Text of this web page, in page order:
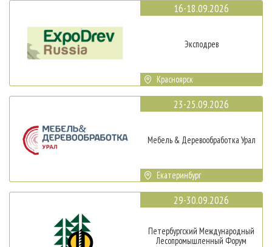
16-18.09.2026
Эксподрев
Красноярск
23-25.09.2026
Мебель & Деревообработка Урал
Екатеринбург
29-30.09.2026
Петербургский Международный
Лесопромышленный Форум